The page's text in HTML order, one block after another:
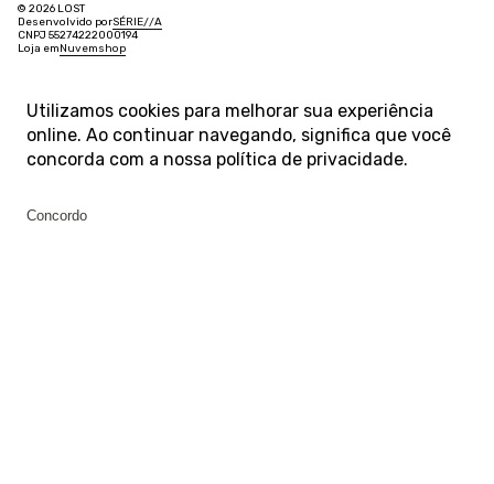
© 2026 LOST
Desenvolvido porSÉRIE//A
CNPJ 55274222000194
Loja emNuvemshop
Utilizamos cookies para melhorar sua experiência
online. Ao continuar navegando, significa que você
concorda com a nossa política de privacidade.
Concordo